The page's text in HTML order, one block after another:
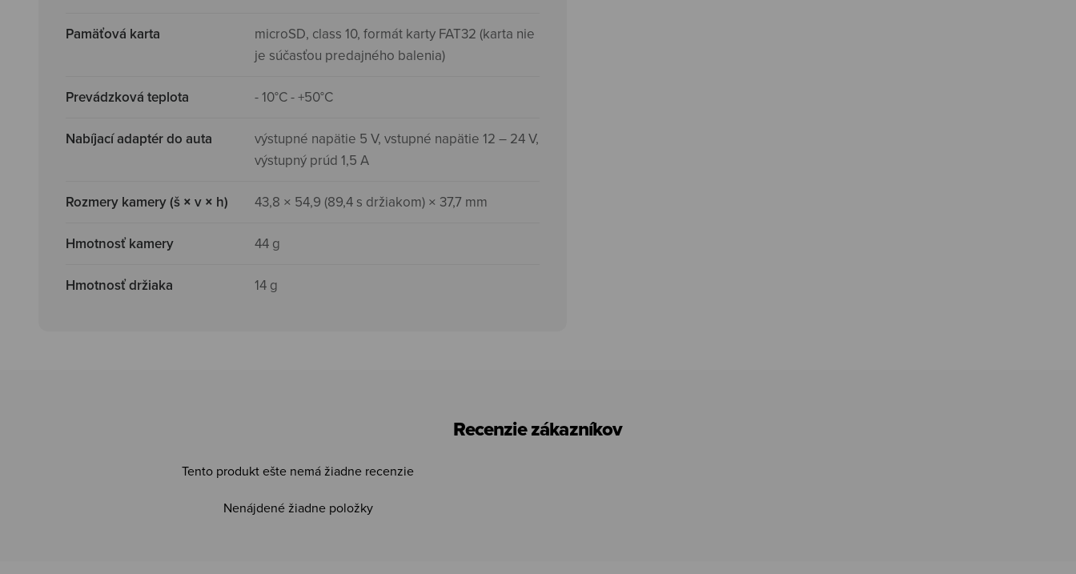
Pamäťová karta
microSD, class 10, formát karty FAT32 (karta nie
je súčasťou predajného balenia)
Prevádzková teplota - 10°C - +50°C
Nabíjací adaptér do auta
výstupné napätie 5 V, vstupné napätie 12 – 24 V,
výstupný prúd 1,5 A
Rozmery kamery (š × v × h) 43,8 × 54,9 (89,4 s držiakom) × 37,7 mm
Hmotnosť kamery 44 g
Hmotnosť držiaka 14 g
Recenzie zákazníkov
Tento produkt ešte nemá žiadne recenzie
Nenájdené žiadne položky